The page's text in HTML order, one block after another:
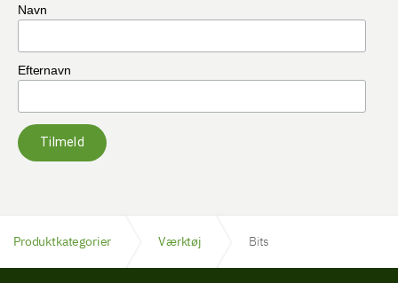
Navn
Efternavn
Tilmeld
Produktkategorier Værktøj Bits